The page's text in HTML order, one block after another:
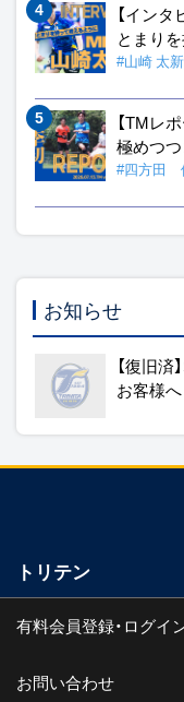
【イン
とまり
#山崎 太新
【TMレ
極めつ
#四方田
お知らせ
【復旧
お客様へ
トリテン
有料会員登録・ログイ
お問い合わせ